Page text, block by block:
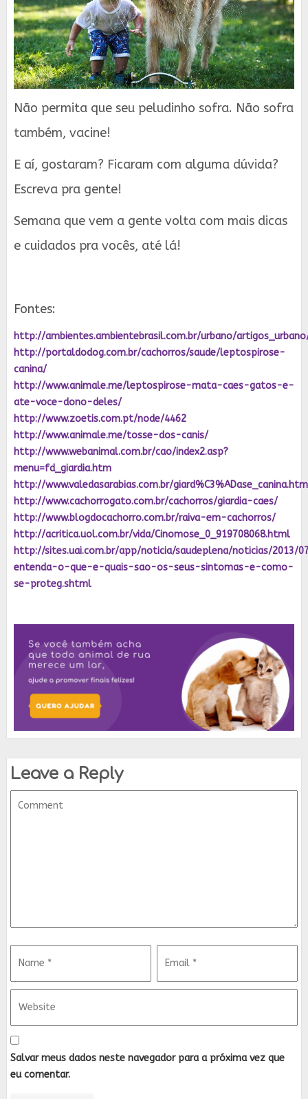
Não permita que seu peludinho sofra. Não sofra
também, vacine!
E aí, gostaram? Ficaram com alguma dúvida?
Escreva pra gente!
Semana que vem a gente volta com mais dicas
e cuidados pra vocês, até lá!
Fontes:
http://ambientes.ambientebrasil.com.br/urbano/
http://portaldodog.com.br/cachorros/saude/leptospirose-
canina/
http://www.animale.me/leptospirose-mata-caes-gatos-e-
ate-voce-dono-deles/
http://www.zoetis.com.pt/node/4462
http://www.animale.me/tosse-dos-canis/
http://www.webanimal.com.br/cao/index2.asp?
menu=fd_giardia.htm
http://www.valedasarabias.com.br/giard%C3%ADase_canina.htm
http://www.cachorrogato.com.br/cachorros/giardia-caes/
http://www.blogdocachorro.com.br/raiva-em-cachorros/
http://acritica.uol.com.br/vida/Cinomose_0_919708068.html
http://sites.uai.com.br/app/noticia/saudeplena/noticias/2013/
entenda-o-que-e-quais-sao-os-seus-sintomas-e-como-
se-proteg.shtml
Leave a Reply
Salvar meus dados neste navegador para a próxima vez que
eu comentar.